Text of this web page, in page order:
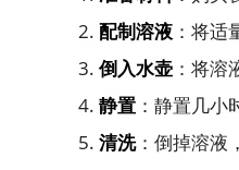
2. 配制溶液 ：将适
3. 倒入水壶 ：将溶
4. 静置 ：静置几小
5. 清洗：倒掉溶液